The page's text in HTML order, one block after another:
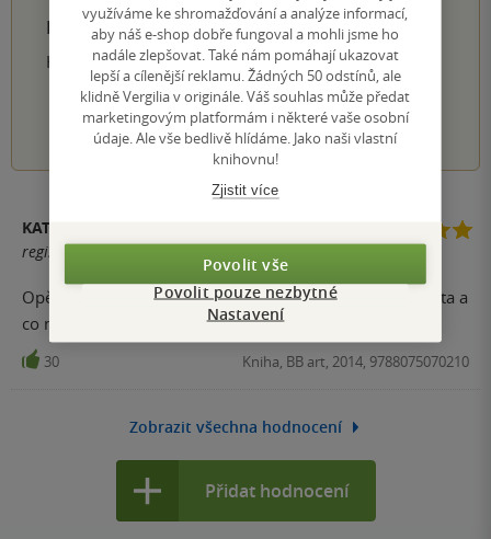
PŘIDEJTE SVÉ HODNOCENÍ PRODUKTU
Hodnocení našich knihkupců: 0.0 z 5
1 2 3 4 5
KATEŘINA SOUČKOVÁ
registrovaný uživatel
Opět skvělá kombinace historie, vědy a fikce. Co je realita a
co ne se dozvíte až na konci. Skvělé čtení.
30 Kniha, BB art, 2014, 9788075070210
Zobrazit všechna hodnocení
Přidat hodnocení
využíváme ke shromažďování a analýze informací,
aby náš e-shop dobře fungoval a mohli jsme ho
nadále zlepšovat. Také nám pomáhají ukazovat
lepší a cílenější reklamu. Žádných 50 odstínů, ale
klidně Vergilia v originále. Váš souhlas může předat
marketingovým platformám i některé vaše osobní
údaje. Ale vše bedlivě hlídáme. Jako naši vlastní
knihovnu!
Zjistit více
Povolit vše
Povolit pouze nezbytné
Nastavení